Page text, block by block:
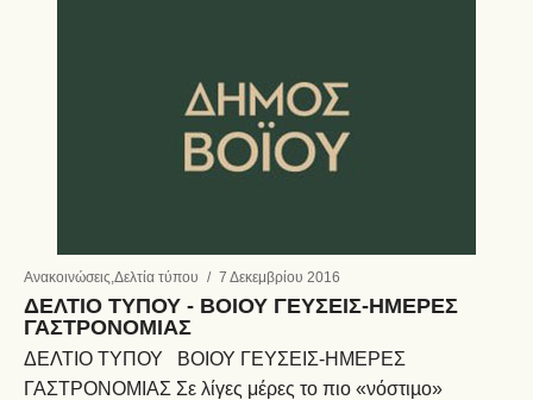
Ανακοινώσεις,Δελτία τύπου / 7 Δεκεμβρίου 2016
ΔΕΛΤΙΟ ΤΥΠΟΥ - ΒΟΙΟΥ ΓΕΥΣΕΙΣ-ΗΜΕΡΕΣ
ΓΑΣΤΡΟΝΟΜΙΑΣ
ΔΕΛΤΙΟ ΤΥΠΟΥ ΒΟΙΟΥ ΓΕΥΣΕΙΣ-ΗΜΕΡΕΣ
ΓΑΣΤΡΟΝΟΜΙΑΣ Σε λίγες μέρες το πιο «νόστιµο»